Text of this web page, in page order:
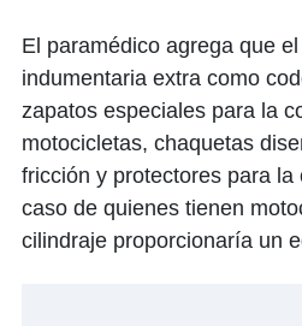
El paramédico agrega que
indumentaria extra como
zapatos especiales para la
motocicletas, chaquetas
fricción y protectores para la
caso de quienes tienen
cilindraje proporcionaría un